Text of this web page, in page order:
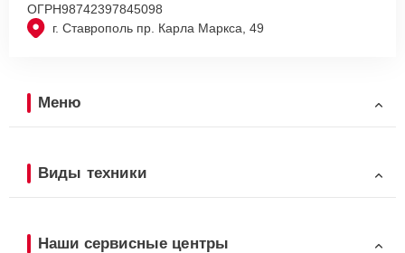
г. Ставрополь пр. Карла Маркса, 49
ОГРН98742397845098
Меню
Виды техники
Наши сервисные центры